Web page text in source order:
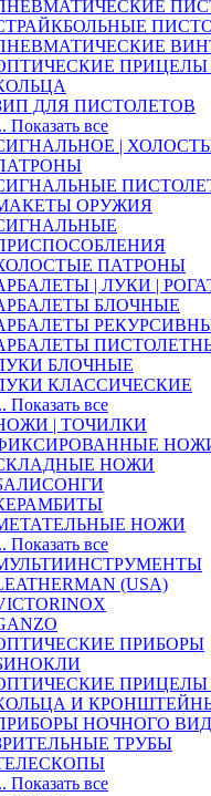
ПРИЦЕЛЫ
ДЛЯ ПИСТОЛЕТОВ
Показать все
|
ОРУЖИЯ
ПАТРОНЫ
| ЛУКИ |
БЛОЧНЫЕ
БЛОЧНЫЕ
КЛАССИЧЕСКИЕ
Показать все
| ТОЧИЛКИ
НОЖИ
НОЖИ
Показать все
(USA)
ПРИБОРЫ
ПРИЦЕЛЫ
И
НОЧНОГО
ТРУБЫ
Показать все